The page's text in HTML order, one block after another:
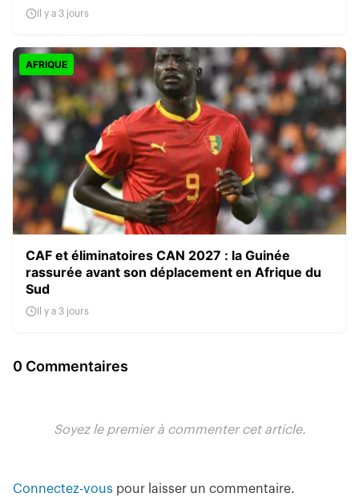
Il y a 3 jours
AFRIQUE
CAF et éliminatoires CAN 2027 : la Guinée
rassurée avant son déplacement en Afrique du
Sud
Il y a 3 jours
0 Commentaires
Soyez le premier à commenter cet article.
Connectez-vous pour laisser un commentaire.